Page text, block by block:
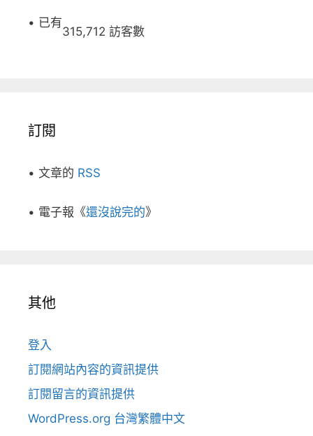
• 已有
315,712 訪客數
訂閱
• 文章的 RSS
• 電子報《還沒說完的》
其他
登入
訂閱網站內容的資訊提供
訂閱留言的資訊提供
WordPress.org 台灣繁體中文